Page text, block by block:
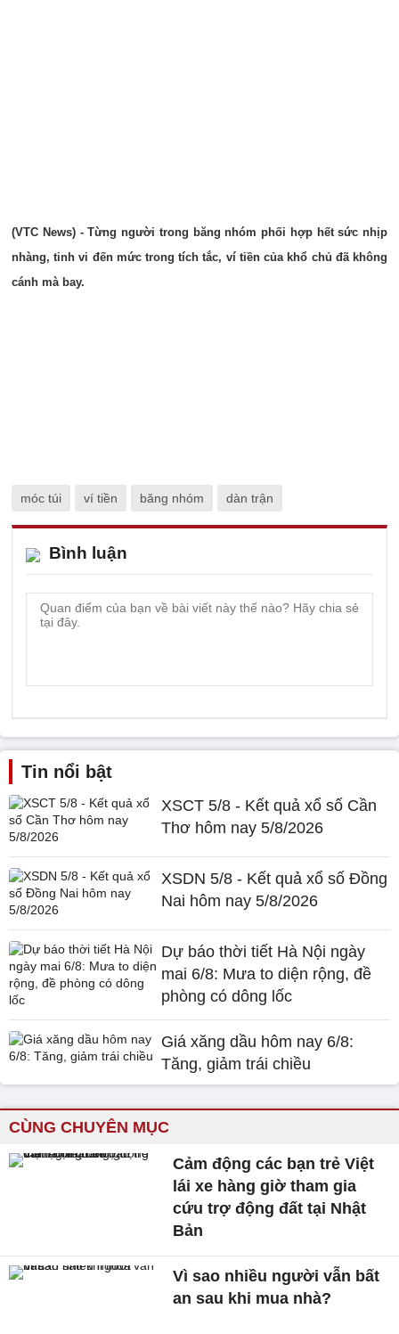
(VTC News) - Từng người trong băng nhóm phối hợp hết sức nhịp
nhàng, tinh vi đến mức trong tích tắc, ví tiền của khổ chủ đã không
cánh mà bay.
móc túi ví tiền băng nhóm dàn trận
Bình luận
Tin nổi bật
XSCT 5/8 - Kết quả xổ số Cần
Thơ hôm nay 5/8/2026
XSDN 5/8 - Kết quả xổ số Đồng
Nai hôm nay 5/8/2026
Dự báo thời tiết Hà Nội ngày
mai 6/8: Mưa to diện rộng, đề
phòng có dông lốc
Giá xăng dầu hôm nay 6/8:
Tăng, giảm trái chiều
CÙNG CHUYÊN MỤC
Cảm động các bạn trẻ Việt
lái xe hàng giờ tham gia
cứu trợ động đất tại Nhật
Bản
Vì sao nhiều người vẫn bất
an sau khi mua nhà?